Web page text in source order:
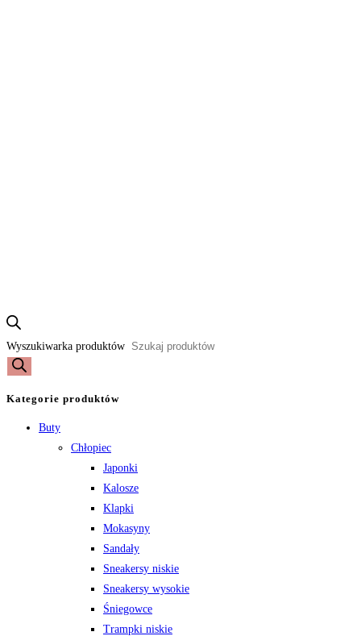
Wyszukiwarka produktów
Kategorie produktów
Buty
Chłopiec
Japonki
Kalosze
Klapki
Mokasyny
Sandały
Sneakersy niskie
Sneakersy wysokie
Śniegowce
Trampki niskie